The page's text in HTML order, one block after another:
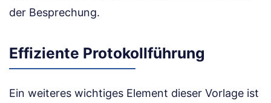
der Besprechung.
Effiziente Protokollführung
Ein weiteres wichtiges Element dieser Vorlage ist